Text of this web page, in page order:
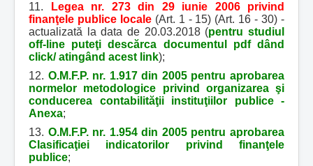
11.
Legea nr. 273 din 29 iunie 2006 privind
finanţele publice locale(Art. 1 - 15) (Art. 16 - 30) -
actualizată la data de 20.03.2018 (pentru studiul
off-line puteţi descărca documentul pdf dând
click/ atingând acest link);
12. O.M.F.P. nr. 1.917 din 2005 pentru aprobarea
normelor metodologice privind organizarea şi
conducerea contabilităţii instituţiilor publice -
Anexa;
13. O.M.F.P. nr. 1.954 din 2005 pentru aprobarea
Clasificaţiei indicatorilor privind finanţele
publice;